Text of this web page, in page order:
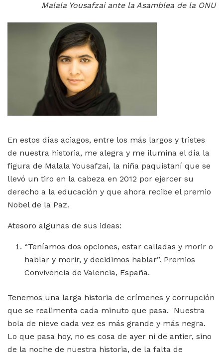
Malala Yousafzai ante la Asamblea de la ONU
En estos días aciagos, entre los más largos y tristes
de nuestra historia, me alegra y me ilumina el día la
figura de Malala Yousafzai, la niña paquistaní que se
llevó un tiro en la cabeza en 2012 por ejercer su
derecho a la educación y que ahora recibe el premio
Nobel de la Paz.
Atesoro algunas de sus ideas:
“Teníamos dos opciones, estar calladas y morir o
hablar y morir, y decidimos hablar”. Premios
Convivencia de Valencia, España.
Tenemos una larga historia de crímenes y corrupción
que se realimenta cada minuto que pasa. Nuestra
bola de nieve cada vez es más grande y más negra.
Lo que pasa hoy, no es cosa de ayer ni de antier, sino
de la noche de nuestra historia, de la falta de